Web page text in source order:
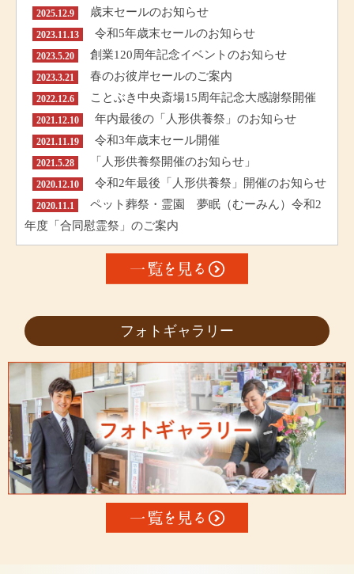
2025.12.9 歳末セールのお知らせ
2023.11.13 令和5年歳末セールのお知らせ
2023.5.20 創業120周年記念イベントのお知らせ
2023.3.21 春のお彼岸セールのご案内
2022.12.6 ことぶき中央斎場15周年記念大感謝祭開催
2021.12.10 年内最後の「人形供養祭」のお知らせ
2021.11.19 令和3年歳末セール開催
2021.5.28 「人形供養祭開催のお知らせ」
2020.12.10 令和2年最後「人形供養祭」開催のお知らせ
2020.11.1
ペット葬祭・霊園 夢眠（むーみん）令和2
年度「合同慰霊祭」のご案内
フォトギャラリー